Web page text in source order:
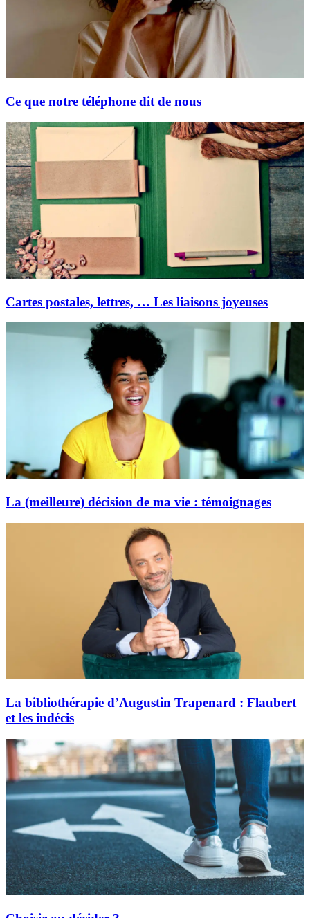
Ce que notre téléphone dit de nous
Cartes postales, lettres, … Les liaisons joyeuses
La (meilleure) décision de ma vie : témoignages
La bibliothérapie d’Augustin Trapenard : Flaubert
et les indécis